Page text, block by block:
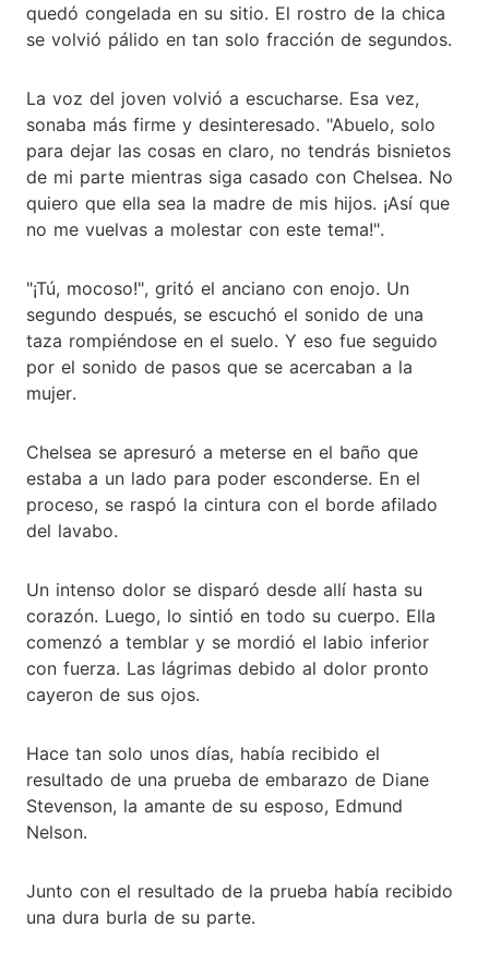
quedó congelada en su sitio. El rostro de la chica
se volvió pálido en tan solo fracción de segundos.
La voz del joven volvió a escucharse. Esa vez,
sonaba más firme y desinteresado. "Abuelo, solo
para dejar las cosas en claro, no tendrás bisnietos
de mi parte mientras siga casado con Chelsea. No
quiero que ella sea la madre de mis hijos. ¡Así que
no me vuelvas a molestar con este tema!".
"¡Tú, mocoso!", gritó el anciano con enojo. Un
segundo después, se escuchó el sonido de una
taza rompiéndose en el suelo. Y eso fue seguido
por el sonido de pasos que se acercaban a la
mujer.
Chelsea se apresuró a meterse en el baño que
estaba a un lado para poder esconderse. En el
proceso, se raspó la cintura con el borde afilado
del lavabo.
Un intenso dolor se disparó desde allí hasta su
corazón. Luego, lo sintió en todo su cuerpo. Ella
comenzó a temblar y se mordió el labio inferior
con fuerza. Las lágrimas debido al dolor pronto
cayeron de sus ojos.
Hace tan solo unos días, había recibido el
resultado de una prueba de embarazo de Diane
Stevenson, la amante de su esposo, Edmund
Nelson.
Junto con el resultado de la prueba había recibido
una dura burla de su parte.